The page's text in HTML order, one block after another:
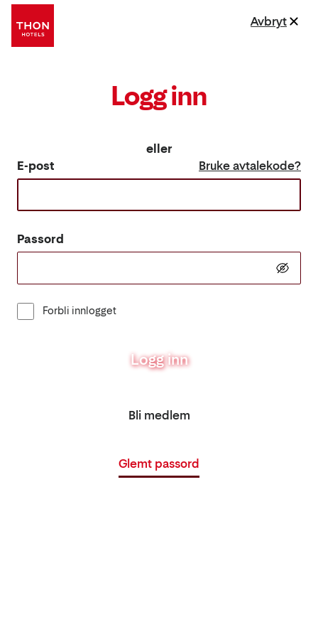
Logg inn
eller
E-post
Bruke avtalekode?
Passord
Forbli innlogget
Logg inn
Bli medlem
Glemt passord
Avbryt